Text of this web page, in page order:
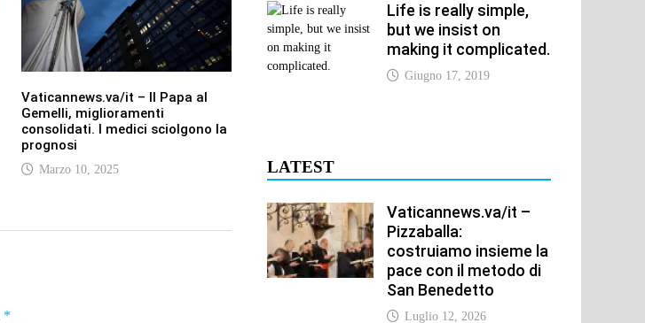
Vaticannews.va/it – Il Papa al
Gemelli, miglioramenti
consolidati. I medici sciolgono la
prognosi
Marzo 10, 2025
*
Life is really simple,
but we insist on
making it complicated.
Giugno 17, 2019
LATEST
Vaticannews.va/it –
Pizzaballa:
costruiamo insieme la
pace con il metodo di
San Benedetto
Luglio 12, 2026